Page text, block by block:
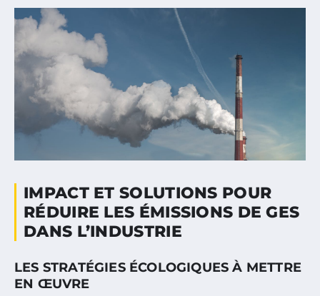
IMPACT ET SOLUTIONS POUR
RÉDUIRE LES ÉMISSIONS DE GES
DANS L’INDUSTRIE
LES STRATÉGIES ÉCOLOGIQUES À METTRE
EN ŒUVRE